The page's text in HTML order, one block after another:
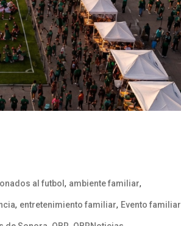
al futbol, ambiente familiar,
, entretenimiento familiar, Evento familiar